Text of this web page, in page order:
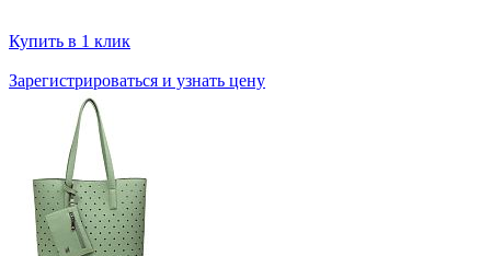
Купить в 1 клик
Зарегистрироваться и узнать цену